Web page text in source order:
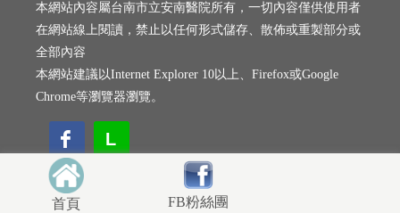
首頁 FB粉絲團
本網站內容屬台南市立安南醫院所有，一切內容僅供使用者
在網站線上閱讀，禁止以任何形式儲存、散佈或重製部分或
全部內容
本網站建議以Internet Explorer 10以上、Firefox或Google
Chrome等瀏覽器瀏覽。
L